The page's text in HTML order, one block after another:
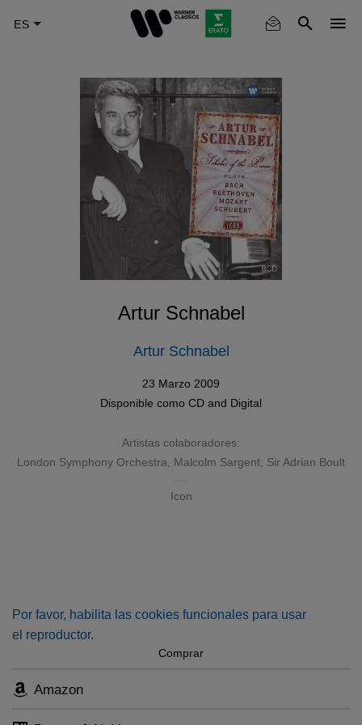
Artur Schnabel
Artur Schnabel
23 Marzo 2009
Disponible como CD and Digital
Artistas colaboradores:
London Symphony Orchestra
Malcolm Sargent Sir Adrian Boult
Icon
Por favor, habilita las cookies funcionales para usar
el reproductor.
Comprar
Amazon